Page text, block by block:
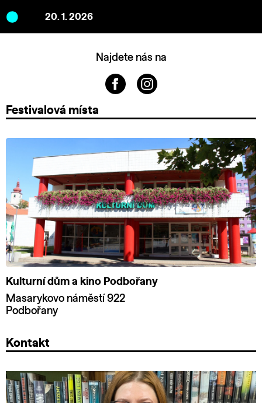
20. 1. 2026
Najdete nás na
Festivalová místa
Kulturní dům a kino Podbořany
Masarykovo náměstí 922
Podbořany
Kontakt